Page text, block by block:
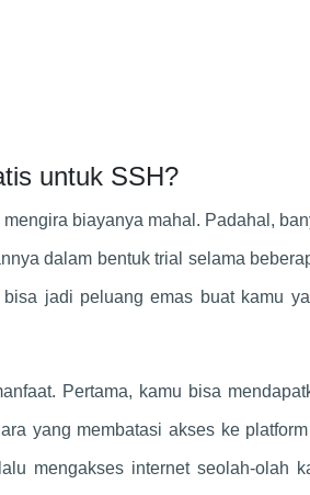
untuk SSH?
biayanya mahal. Padahal,
dalam bentuk trial selama
jadi peluang emas buat kamu
Pertama, kamu bisa
yang membatasi akses ke
mengakses internet seolah-olah